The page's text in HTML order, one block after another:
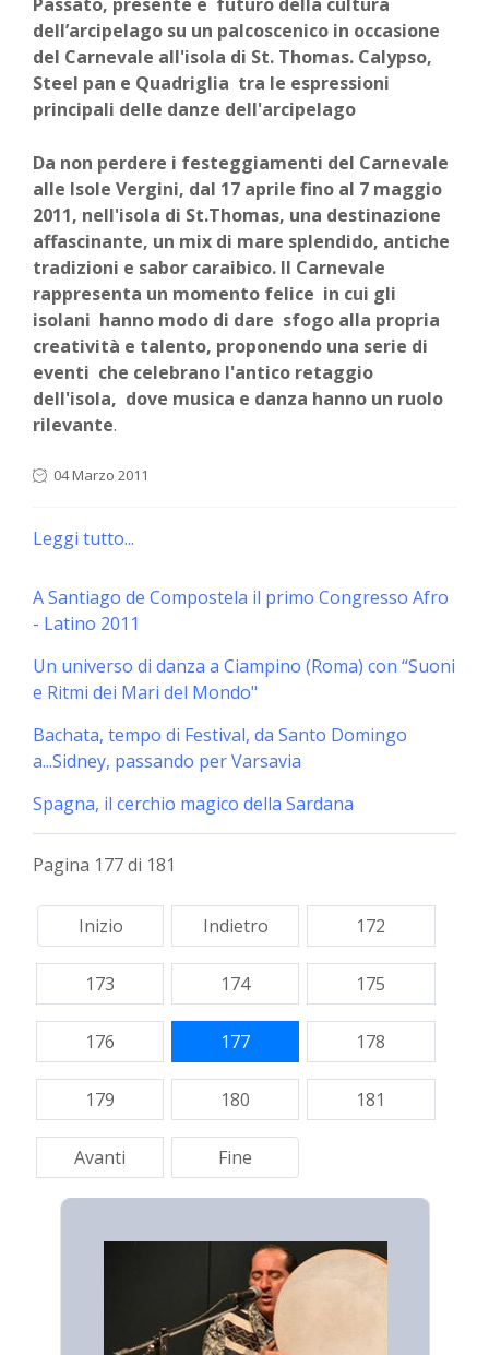
dell’arcipelago su un palcoscenico in occasione
del Carnevale all'isola di St. Thomas. Calypso,
Steel pan e Quadriglia tra le espressioni
principali delle danze dell'arcipelago
Da non perdere i festeggiamenti del Carnevale
alle Isole Vergini, dal 17 aprile fino al 7 maggio
2011, nell'isola di St.Thomas, una destinazione
affascinante, un mix di mare splendido, antiche
tradizioni e sabor caraibico. Il Carnevale
rappresenta un momento felice in cui gli
isolani hanno modo di dare sfogo alla propria
creatività e talento, proponendo una serie di
eventi che celebrano l'antico retaggio
dell'isola, dove musica e danza hanno un ruolo
rilevante.
04 Marzo 2011
Leggi tutto...
A Santiago de Compostela il primo Congresso Afro
- Latino 2011
Un universo di danza a Ciampino (Roma) con “Suoni
e Ritmi dei Mari del Mondo"
Bachata, tempo di Festival, da Santo Domingo
a...Sidney, passando per Varsavia
Spagna, il cerchio magico della Sardana
Pagina 177 di 181
Inizio Indietro 172
173 174 175
176 177 178
179 180 181
Avanti Fine